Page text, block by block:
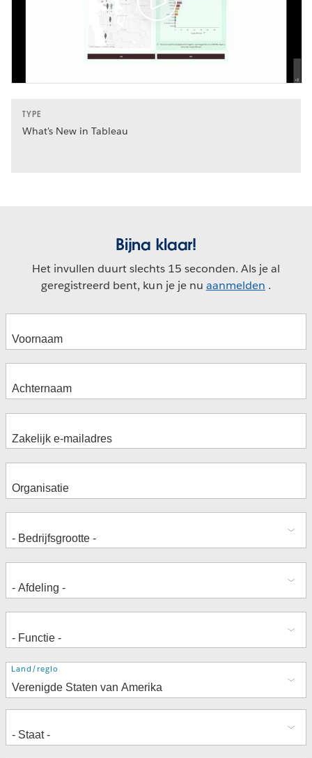
TYPE
What's New in Tableau
Bijna klaar!
Het invullen duurt slechts 15 seconden. Als je al
geregistreerd bent, kun je je nu aanmelden .
Adres
Land/regio